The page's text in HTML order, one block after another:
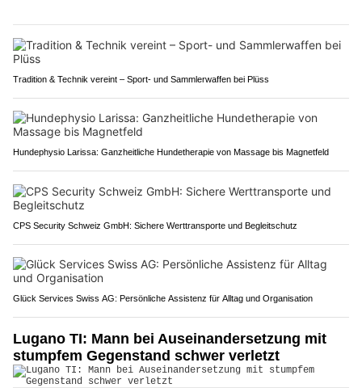
Tradition & Technik vereint – Sport- und Sammlerwaffen bei Plüss
Hundephysio Larissa: Ganzheitliche Hundetherapie von Massage bis Magnetfeld
CPS Security Schweiz GmbH: Sichere Werttransporte und Begleitschutz
Glück Services Swiss AG: Persönliche Assistenz für Alltag und Organisation
Lugano TI: Mann bei Auseinandersetzung mit
stumpfem Gegenstand schwer verletzt